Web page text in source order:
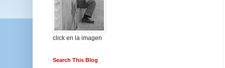
click en la imagen
Search This Blog